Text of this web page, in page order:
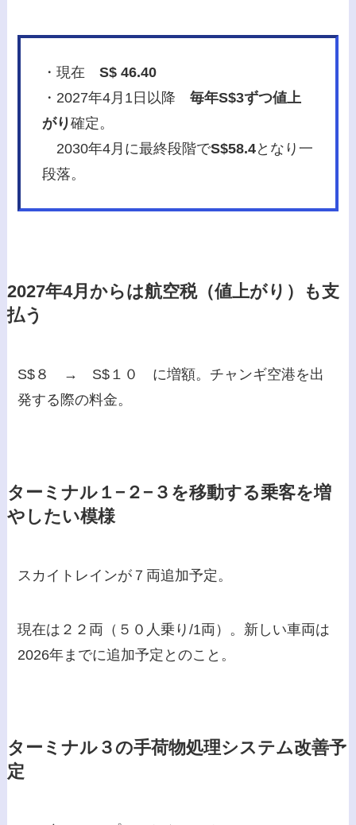
・現在S$ 46.40
・2027年4月1日以降毎年S$3ずつ値上
がり確定。
2030年4月に最終段階でS$58.4となり一
段落。
2027年4月からは航空税（値上がり）も支
払う
S$８ → S$１０ に増額。チャンギ空港を出
発する際の料金。
ターミナル１−２−３を移動する乗客を増
やしたい模様
スカイトレインが７両追加予定。
現在は２２両（５０人乗り/1両）。新しい車両は
2026年までに追加予定とのこと。
ターミナル３の手荷物処理システム改善予
定